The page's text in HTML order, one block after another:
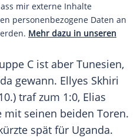
mir externe Inhalte
personenbezogene Daten an
Mehr dazu in unseren
C ist aber Tunesien,
gewann. Ellyes Skhiri
traf zum 1:0, Elias
mit seinen beiden Toren.
spät für Uganda.